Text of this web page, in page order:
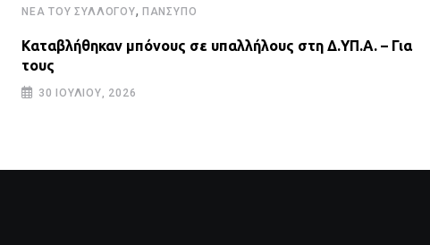
ΝΈΑ ΤΟΥ ΣΥΛΛΌΓΟΥ, ΠΑΝΣΥΠΟ
Καταβλήθηκαν μπόνους σε υπαλλήλους στη Δ.ΥΠ.Α. – Για
τους
30 ΙΟΥΛΊΟΥ, 2026